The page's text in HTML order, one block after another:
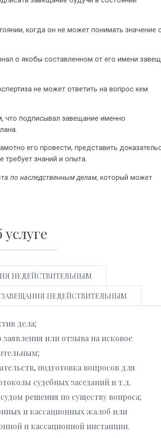
когда он не может понимать значение
о якобы составленном от его имени
не может ответить на вопрос кем
что подписывал завещание именно
его провести, представить
требует знаний и опыта.
по наследственным делам, который может
НЕДЕЙСТВИТЕЛЬНЫМ
НЕДЕЙСТВИТЕЛЬНЫМ
дела;
или отзыва на исковое
подготовка вопросов для
судебных заседаний и т.д.
решения по существу вопроса;
и кассационных жалоб или
и кассационной инстанции.